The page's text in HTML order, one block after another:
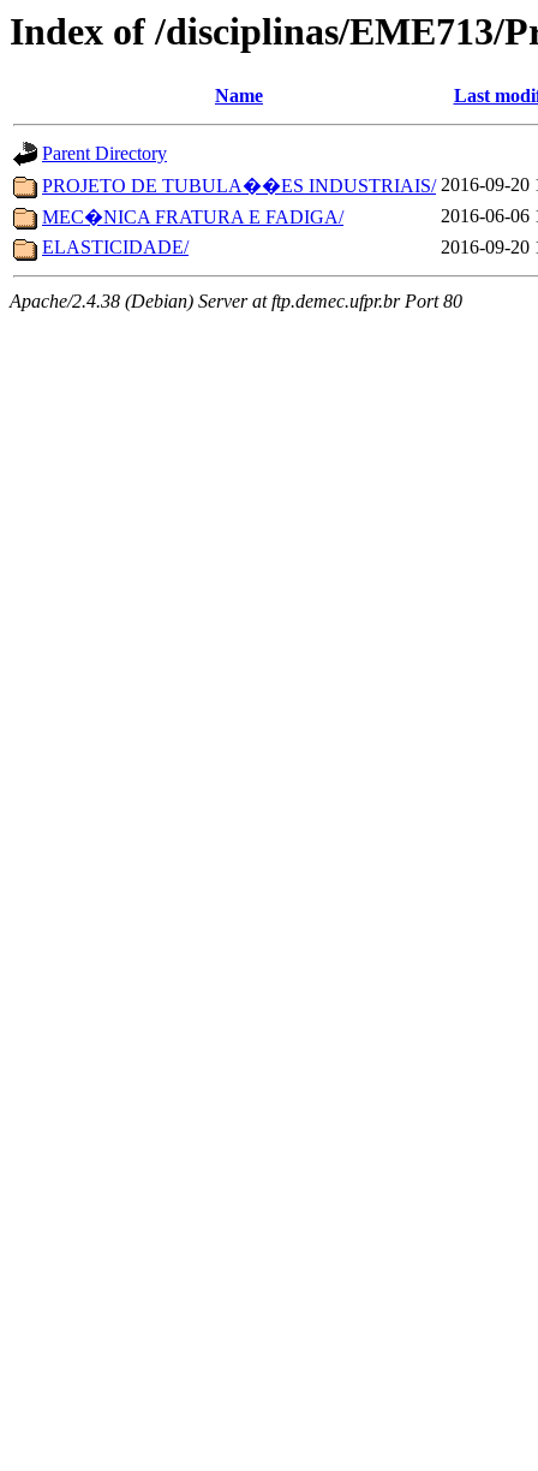
Index of /disciplinas/EME713/
Name Last
Parent Directory
PROJETO DE TUBULA��ES INDUSTRIAIS/ 2016-09-20
MEC�NICA FRATURA E FADIGA/
2016-06-06
ELASTICIDADE/
2016-09-20
Apache/2.4.38 (Debian) Server at ftp.demec.ufpr.br Port 80